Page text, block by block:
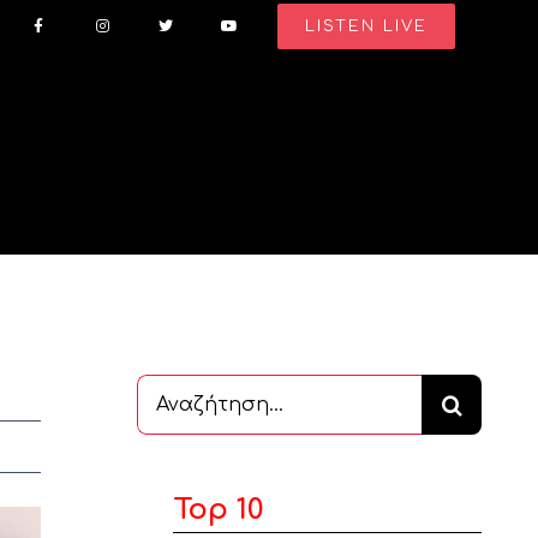
LISTEN LIVE
Αναζήτηση
...
Top 10